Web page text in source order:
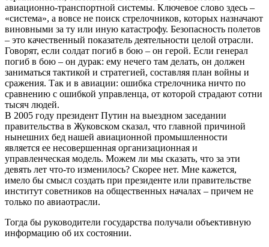
авиационно-транспортной системы. Ключевое слово здесь –
«система», а вовсе не поиск стрелочников, которых назначают
виновными за ту или иную катастрофу. Безопасность полетов
– это качественный показатель деятельности целой отрасли.
Говорят, если солдат погиб в бою – он герой. Если генерал
погиб в бою – он дурак: ему нечего там делать, он должен
заниматься тактикой и стратегией, составляя план войны и
сражения. Так и в авиации: ошибка стрелочника ничто по
сравнению с ошибкой управленца, от которой страдают сотни
тысяч людей.
В 2005 году президент Путин на выездном заседании
правительства в Жуковском сказал, что главной причиной
нынешних бед нашей авиационной промышленности
является ее несовершенная организационная и
управленческая модель. Можем ли мы сказать, что за эти
девять лет что-то изменилось? Скорее нет. Мне кажется,
имело бы смысл создать при президенте или правительстве
институт советников на общественных началах – причем не
только по авиаотрасли.
Тогда бы руководители государства получали объективную
информацию об их состоянии.